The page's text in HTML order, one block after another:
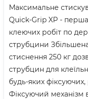
Максимальне
Quick-Grip XP -
клеючих робіт по
струбцини
стиснення 250 кг
струбцин для
будь-яких
Фіксуючий механізм